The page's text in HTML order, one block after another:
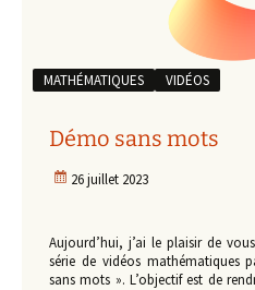
MATHÉMATIQUES VIDÉOS
Démo sans mots
26 juillet 2023
Aujourd’hui, j’ai le plaisir de
série de vidéos mathématiques
sans mots ». L’objectif est de